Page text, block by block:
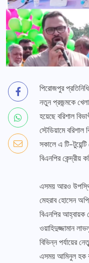
পিরোজপুর
নতুন প্রজন্মকে
হয়েছে বরিশাল
স্টেডিয়ামে
সকালে এ টি-
বিএনপির কেন্দ্রীয়
এসময় আরও
মেহরাব হোসেন
বিএনপির আহ্বায়ক
ওয়াহিদুজ্জামান
বিভিন্ন পর্যায়ের
এসময় আমিনুল হক